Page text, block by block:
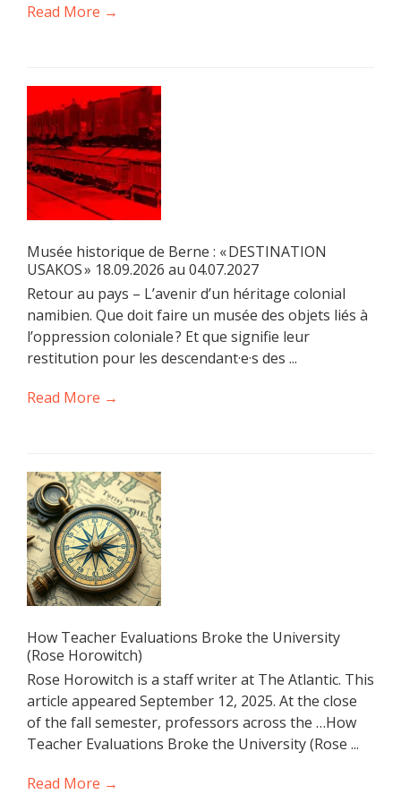
Read More →
Musée historique de Berne : « DESTINATION
USAKOS » 18.09.2026 au 04.07.2027
Retour au pays – L’avenir d’un héritage colonial
namibien. Que doit faire un musée des objets liés à
l’oppression coloniale ? Et que signifie leur
restitution pour les descendant·e·s des ...
Read More →
How Teacher Evaluations Broke the University
(Rose Horowitch)
Rose Horowitch is a staff writer at The Atlantic. This
article appeared September 12, 2025. At the close
of the fall semester, professors across the …How
Teacher Evaluations Broke the University (Rose ...
Read More →